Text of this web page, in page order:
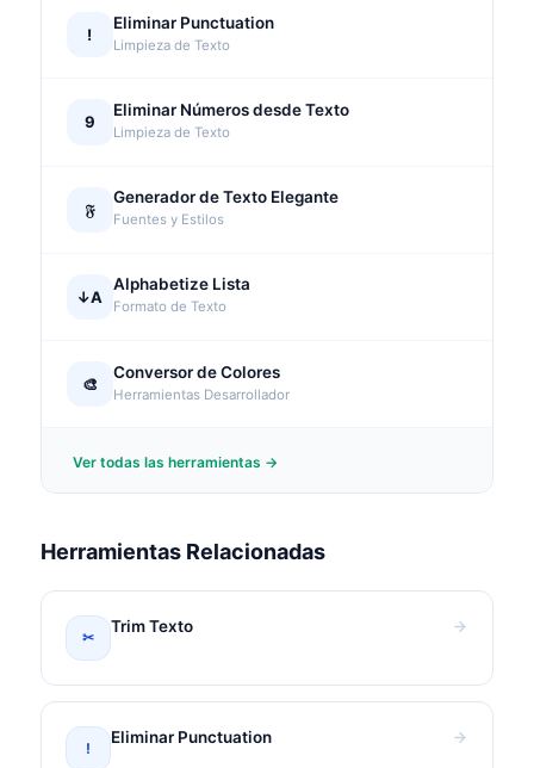
!
Eliminar Punctuation
Limpieza de Texto
9
Eliminar Números desde Texto
Limpieza de Texto
𝔉
Generador de Texto Elegante
Fuentes y Estilos
↓A
Alphabetize Lista
Formato de Texto
🎨
Conversor de Colores
Herramientas Desarrollador
Ver todas las herramientas →
Herramientas Relacionadas
✂
Trim Texto
!
Eliminar Punctuation